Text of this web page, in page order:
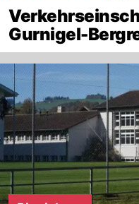
Gurnigel-